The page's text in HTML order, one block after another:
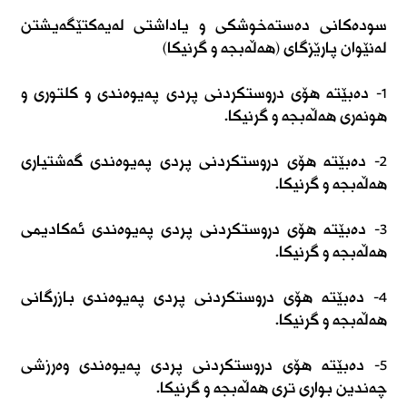
سودەکانی دەستەخوشکی و یاداشتی لەیەکتێگەیشتن
لەنێوان پارێزگای (هەڵەبجە و گرنیکا)
١- دەبێتە هۆی دروستکردنی پردی پەیوەندی و کلتوری و
هونەری هەڵەبجە و گرنیکا.
٢- دەبێتە هۆی دروستکردنی پردی پەیوەندی گەشتیاری
هەڵەبجە و گرنیکا.
٣- دەبێتە هۆی دروستکردنی پردی پەیوەندی ئەکادیمی
هەڵەبجە و گرنیکا.
٤- دەبێتە هۆی دروستکردنی پردی پەیوەندی بازرگانی
هەڵەبجە و گرنیکا.
٥- دەبێتە هۆی دروستکردنی پردی پەیوەندی وەرزشی
چەندین بواری تری هەڵەبجە و گرنیکا.